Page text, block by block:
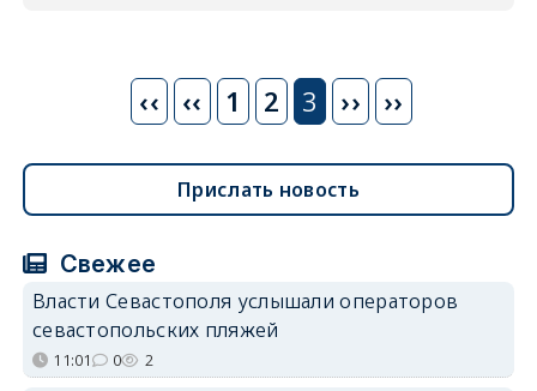
Нумерация
‹‹
Предыдущая
‹‹ 1 2 3
Следующая
›› ››
Прислать новость
Свежее
Власти Севастополя услышали операторов
севастопольских пляжей
11:01 0 2